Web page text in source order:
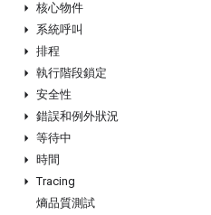
核心物件
系統呼叫
排程
執行階段鎖定
安全性
錯誤和例外狀況
等待中
時間
Tracing
熵品質測試